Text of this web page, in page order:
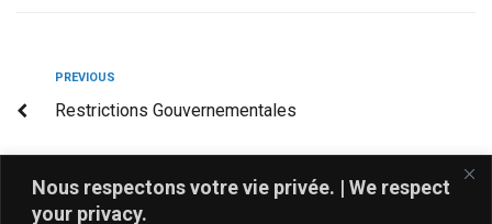
Nous respectons votre vie privée. | We respect
your privacy.
PREVIOUS
Restrictions Gouvernementales
Ouverture du Bar L’Après-Match